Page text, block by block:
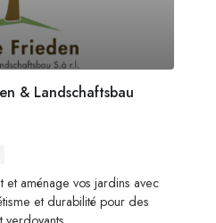
& Landschaftsbau
aménage vos jardins avec
et durabilité pour des